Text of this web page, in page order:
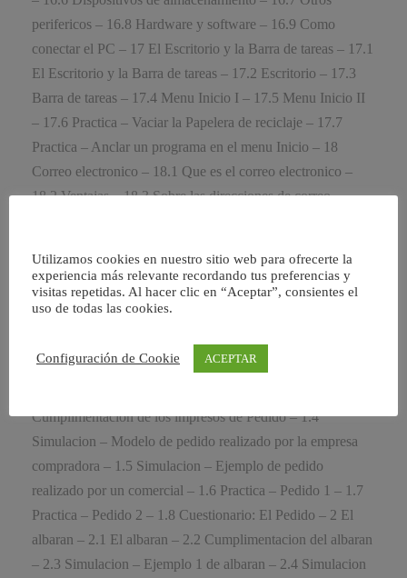
Utilizamos cookies en nuestro sitio web para ofrecerte la
experiencia más relevante recordando tus preferencias y
visitas repetidas. Al hacer clic en “Aceptar”, consientes el
uso de todas las cookies.
Configuración de Cookie ACEPTAR